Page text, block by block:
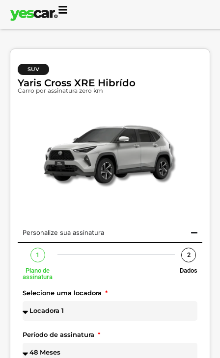
SUV
Yaris Cross XRE Hibrído
Carro por assinatura zero km
Personalize sua assinatura
1
Plano de
assinatura
2
Dados
Selecione uma locadora
Período de assinatura